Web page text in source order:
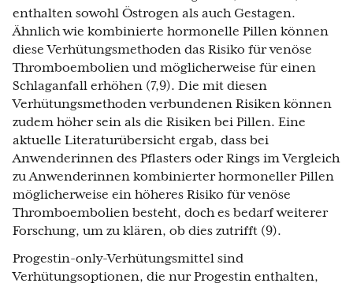
enthalten sowohl Östrogen als auch Gestagen.
Ähnlich wie kombinierte hormonelle Pillen können
diese Verhütungsmethoden das Risiko für venöse
Thromboembolien und möglicherweise für einen
Schlaganfall erhöhen (7,9). Die mit diesen
Verhütungsmethoden verbundenen Risiken können
zudem höher sein als die Risiken bei Pillen. Eine
aktuelle Literaturübersicht ergab, dass bei
Anwenderinnen des Pflasters oder Rings im Vergleich
zu Anwenderinnen kombinierter hormoneller Pillen
möglicherweise ein höheres Risiko für venöse
Thromboembolien besteht, doch es bedarf weiterer
Forschung, um zu klären, ob dies zutrifft (9).
Progestin-only-Verhütungsmittel sind
Verhütungsoptionen, die nur Progestin enthalten,